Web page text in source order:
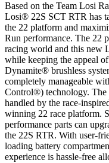
Based on the Team Losi
Losi® 22S SCT RTR has
the 22 platform and
Run performance. The 22
racing world and this new
while keeping the appeal
Dynamite® brushless
completely manageable
Control®) technology. The
handled by the race-
winning 22 race platform.
performance parts can
the 22S RTR. With user-
loading battery
experience is hassle-free